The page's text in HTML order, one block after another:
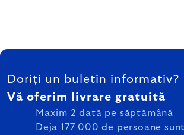
SUBSOL
Doriți un buletin informativ?
Vă oferim livrare gratuită
Maxim 2 dată pe săptămână
Deja 177 000 de persoane